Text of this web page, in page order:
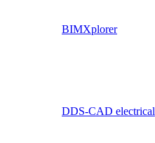
BIMXplorer
DDS-CAD electrical